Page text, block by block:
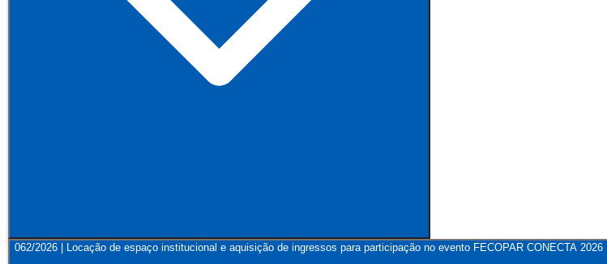
062/2026 | Locação de espaço institucional e aquisição de ingressos para participação no evento FECOPAR CONECTA 2026